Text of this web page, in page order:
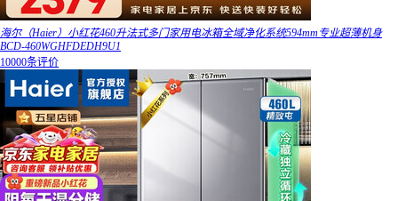
海尔（Haier）小红花460升法式多门家用电冰箱全域净化系统594mm专业超薄机身
BCD-460WGHFDEDH9U1
10000条评价